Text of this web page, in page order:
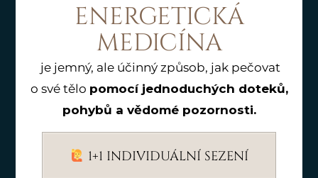
ENERGETICKÁ
MEDICÍNA
je jemný, ale účinný způsob, jak pečovat
o své tělo pomocí jednoduchých doteků,
pohybů a vědomé pozornosti.
1+1 INDIVIDUÁLNÍ SEZENÍ